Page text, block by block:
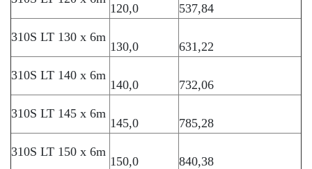
120,0 537,84
310S LT 130 x 6m
130,0 631,22
310S LT 140 x 6m
140,0 732,06
310S LT 145 x 6m
145,0 785,28
310S LT 150 x 6m
150,0 840,38